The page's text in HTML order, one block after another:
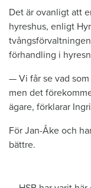
Det är ovanligt att
hyreshus, enligt
förhandling i
— Vi får se vad som
men det
ägare, förklarar
För Jan-Åke och
bättre.